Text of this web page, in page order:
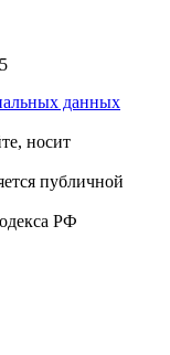
данных
носит
публичной
РФ